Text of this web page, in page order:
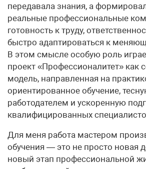
передавала знания, а
реальные профессиональные
готовность к труду,
быстро адаптироваться к
В этом смысле особую роль
проект «Профессионалитет» как
модель, направленная на
ориентированное обучение,
работодателем и ускоренную
квалифицированных
Для меня работа мастером
обучения — это не просто новая
новый этап профессиональной